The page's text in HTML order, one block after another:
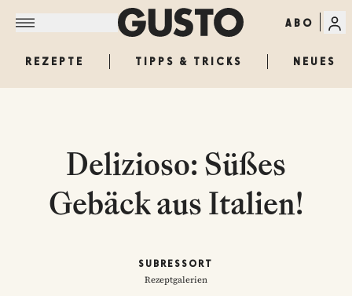
ABO
REZEPTE TIPPS & TRICKS NEUES
Delizioso: Süßes
Gebäck aus Italien!
SUBRESSORT
Rezeptgalerien